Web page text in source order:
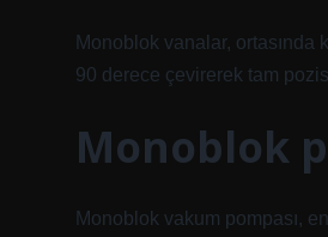
Monoblok vanalar, ortasında
90 derece çevirerek tam
Monoblok
Monoblok vakum pompası,